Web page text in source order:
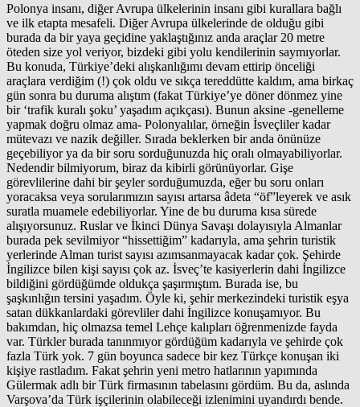
Polonya insanı, diğer Avrupa ülkelerinin insanı gibi kurallara bağlı
ve ilk etapta mesafeli. Diğer Avrupa ülkelerinde de olduğu gibi
burada da bir yaya geçidine yaklaştığınız anda araçlar 20 metre
öteden size yol veriyor, bizdeki gibi yolu kendilerinin saymıyorlar.
Bu konuda, Türkiye’deki alışkanlığımı devam ettirip önceliği
araçlara verdiğim (!) çok oldu ve sıkça tereddütte kaldım, ama birkaç
gün sonra bu duruma alıştım (fakat Türkiye’ye döner dönmez yine
bir ‘trafik kuralı şoku’ yaşadım açıkçası). Bunun aksine -genelleme
yapmak doğru olmaz ama- Polonyalılar, örneğin İsveçliler kadar
mütevazı ve nazik değiller. Sırada beklerken bir anda önünüze
geçebiliyor ya da bir soru sorduğunuzda hiç oralı olmayabiliyorlar.
Nedendir bilmiyorum, biraz da kibirli görünüyorlar. Gişe
görevlilerine dahi bir şeyler sorduğumuzda, eğer bu soru onları
yoracaksa veya sorularımızın sayısı artarsa âdeta “öf”leyerek ve asık
suratla muamele edebiliyorlar. Yine de bu duruma kısa sürede
alışıyorsunuz. Ruslar ve İkinci Dünya Savaşı dolayısıyla Almanlar
burada pek sevilmiyor “hissettiğim” kadarıyla, ama şehrin turistik
yerlerinde Alman turist sayısı azımsanmayacak kadar çok. Şehirde
İngilizce bilen kişi sayısı çok az. İsveç’te kasiyerlerin dahi İngilizce
bildiğini gördüğümde oldukça şaşırmıştım. Burada ise, bu
şaşkınlığın tersini yaşadım. Öyle ki, şehir merkezindeki turistik eşya
satan dükkanlardaki görevliler dahi İngilizce konuşamıyor. Bu
bakımdan, hiç olmazsa temel Lehçe kalıpları öğrenmenizde fayda
var. Türkler burada tanınmıyor gördüğüm kadarıyla ve şehirde çok
fazla Türk yok. 7 gün boyunca sadece bir kez Türkçe konuşan iki
kişiye rastladım. Fakat şehrin yeni metro hatlarının yapımında
Gülermak adlı bir Türk firmasının tabelasını gördüm. Bu da, aslında
Varşova’da Türk işçilerinin olabileceği izlenimini uyandırdı bende.